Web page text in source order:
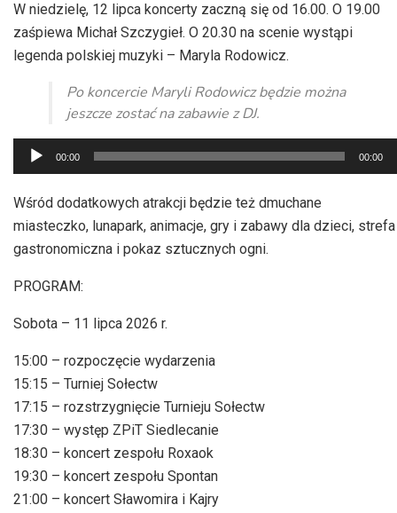
W niedzielę, 12 lipca koncerty zaczną się od 16.00. O 19.00
zaśpiewa Michał Szczygieł. O 20.30 na scenie wystąpi
legenda polskiej muzyki – Maryla Rodowicz.
Po koncercie Maryli Rodowicz będzie można
jeszcze zostać na zabawie z DJ.
Odtwarzacz
plików
dźwiękowych
00:00 00:00
Wśród dodatkowych atrakcji będzie też dmuchane
miasteczko, lunapark, animacje, gry i zabawy dla dzieci, strefa
gastronomiczna i pokaz sztucznych ogni.
PROGRAM:
Sobota – 11 lipca 2026 r.
15:00 – rozpoczęcie wydarzenia
15:15 – Turniej Sołectw
17:15 – rozstrzygnięcie Turnieju Sołectw
17:30 – występ ZPiT Siedlecanie
18:30 – koncert zespołu Roxaok
19:30 – koncert zespołu Spontan
21:00 – koncert Sławomira i Kajry